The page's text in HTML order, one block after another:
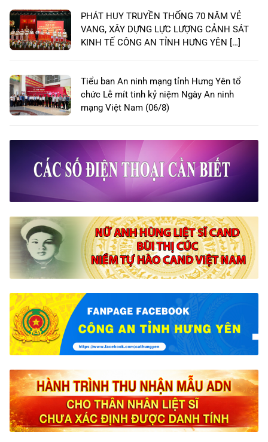
PHÁT HUY TRUYỀN THỐNG 70 NĂM VẺ
VANG, XÂY DỰNG LỰC LƯỢNG CẢNH SÁT
KINH TẾ CÔNG AN TỈNH HƯNG YÊN […]
Tiểu ban An ninh mạng tỉnh Hưng Yên tổ
chức Lễ mít tinh kỷ niệm Ngày An ninh
mạng Việt Nam (06/8)